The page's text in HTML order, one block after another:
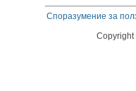
Споразумение за